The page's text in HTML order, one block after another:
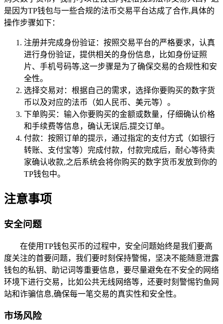
是因为TP钱包与一些合规的法币交易平台达成了合作,具体的
操作步骤如下：
注册并完成身份验证：按照交易平台的严格要求，认真
进行身份验证，提供相关的身份信息，比如身份证照
片、手机号码等,这一步骤是为了确保交易的合规性和安
全性。
选择交易对：根据自己的需求，选择你要购买的数字货
币以及对应的法币（如人民币、美元等）。
下单购买：输入你要购买的金额或数量，仔细确认价格
和手续费等信息，确认无误后,提交订单。
付款：按照订单的提示，通过指定的支付方式（如银行
转账、支付宝等）完成付款，付款完成后，耐心等待卖
家确认收款,之后系统会将你购买的数字货币发放到你的
TP钱包中。
注意事项
安全问题
在使用TP钱包买币的过程中，安全问题始终是我们要高
度关注的首要问题，我们要时刻保持警惕，坚决不能随意泄露
钱包的私钥、助记词等重要信息，要尽量避免在不安全的网络
环境下进行交易，比如公共无线网络等，还要时刻警惕钓鱼网
站和诈骗信息,确保每一笔交易的真实性和安全性。
市场风险